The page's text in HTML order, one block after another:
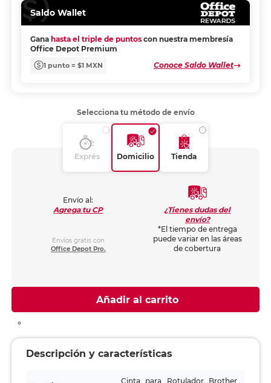
Saldo Wallet
Gana hasta el triple de puntos con nuestra membresía
Office Depot Premium
1 punto = $1 MXN Conoce Saldo Wallet
Selecciona tu método de envío
Exprés Domicilio Tienda
Envío al:
Agrega tu CP
Envíos gratis con
Office Depot Pro.
¿Tienes dudas del
envío?
*El tiempo de entrega
puede variar en las áreas
de cobertura
Añadir al carrito
Descripción y características
Cinta para Rotulador Brother